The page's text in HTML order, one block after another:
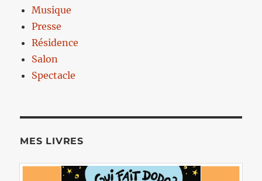
Musique
Presse
Résidence
Salon
Spectacle
MES LIVRES